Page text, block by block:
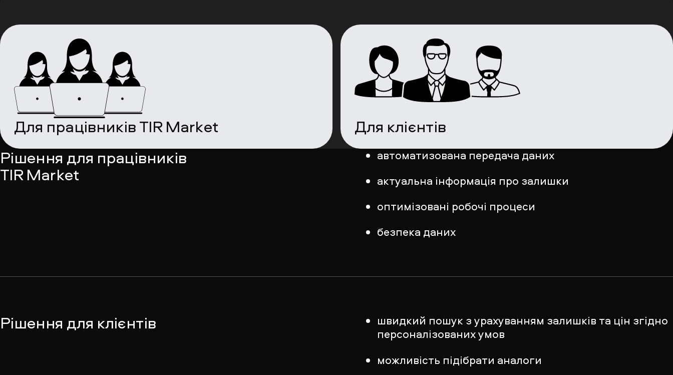
Для працівників TIR Market Для клієнтів
Рішення для працівників
TIR Market
автоматизована передача даних
актуальна інформація про залишки
оптимізовані робочі процеси
безпека даних
Рішення для клієнтів
швидкий пошук з урахуванням залишків та цін згідно
персоналізованих умов
можливість підібрати аналоги